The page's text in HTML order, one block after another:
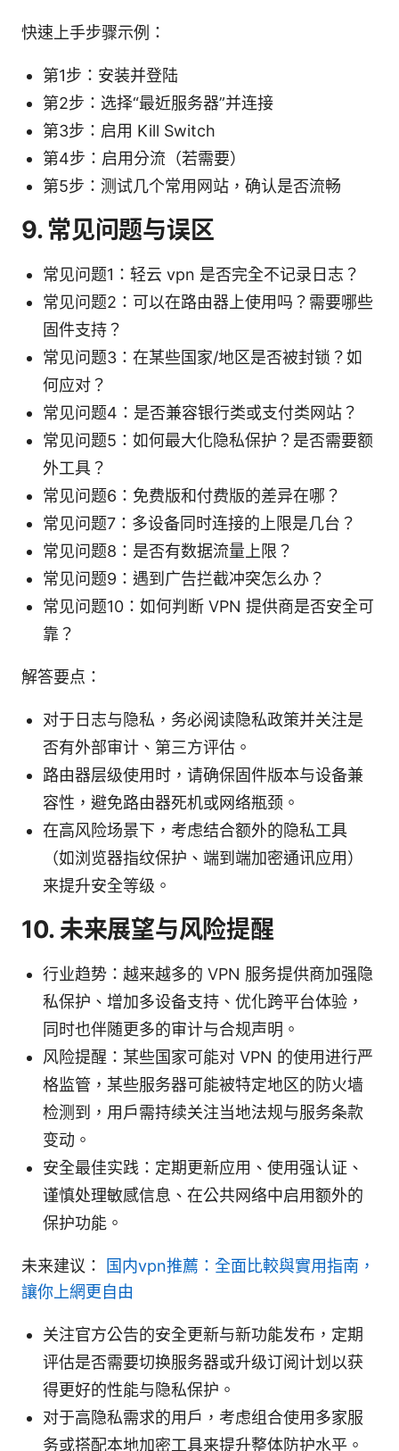
快速上手步骤示例：
第1步：安装并登陆
第2步：选择“最近服务器”并连接
第3步：启用 Kill Switch
第4步：启用分流（若需要）
第5步：测试几个常用网站，确认是否流畅
9. 常见问题与误区
常见问题1：轻云 vpn 是否完全不记录日志？
常见问题2：可以在路由器上使用吗？需要哪些
固件支持？
常见问题3：在某些国家/地区是否被封锁？如
何应对？
常见问题4：是否兼容银行类或支付类网站？
常见问题5：如何最大化隐私保护？是否需要额
外工具？
常见问题6：免费版和付费版的差异在哪？
常见问题7：多设备同时连接的上限是几台？
常见问题8：是否有数据流量上限？
常见问题9：遇到广告拦截冲突怎么办？
常见问题10：如何判断 VPN 提供商是否安全可
靠？
解答要点：
对于日志与隐私，务必阅读隐私政策并关注是
否有外部审计、第三方评估。
路由器层级使用时，请确保固件版本与设备兼
容性，避免路由器死机或网络瓶颈。
在高风险场景下，考虑结合额外的隐私工具
（如浏览器指纹保护、端到端加密通讯应用）
来提升安全等级。
10. 未来展望与风险提醒
行业趋势：越来越多的 VPN 服务提供商加强隐
私保护、增加多设备支持、优化跨平台体验，
同时也伴随更多的审计与合规声明。
风险提醒：某些国家可能对 VPN 的使用进行严
格监管，某些服务器可能被特定地区的防火墙
检测到，用户需持续关注当地法规与服务条款
变动。
安全最佳实践：定期更新应用、使用强认证、
谨慎处理敏感信息、在公共网络中启用额外的
保护功能。
未来建议：
国内vpn推薦：全面比較與實用指南，
讓你上網更自由
关注官方公告的安全更新与新功能发布，定期
评估是否需要切换服务器或升级订阅计划以获
得更好的性能与隐私保护。
对于高隐私需求的用户，考虑组合使用多家服
务或搭配本地加密工具来提升整体防护水平。